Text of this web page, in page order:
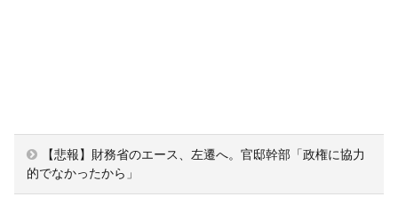
【悲報】財務省のエース、左遷へ。官邸幹部「政権に協力
的でなかったから」